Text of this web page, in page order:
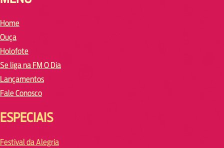
Home
Ouça
Holofote
Se liga na FM O Dia
Lançamentos
Fale Conosco
ESPECIAIS
Festival da Alegria